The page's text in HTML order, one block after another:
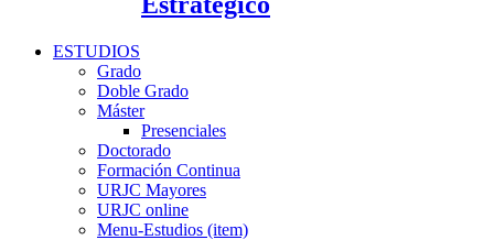
ESTUDIOS
Grado
Doble Grado
Máster
Presenciales
Doctorado
Formación Continua
URJC Mayores
URJC online
Menu-Estudios (item)